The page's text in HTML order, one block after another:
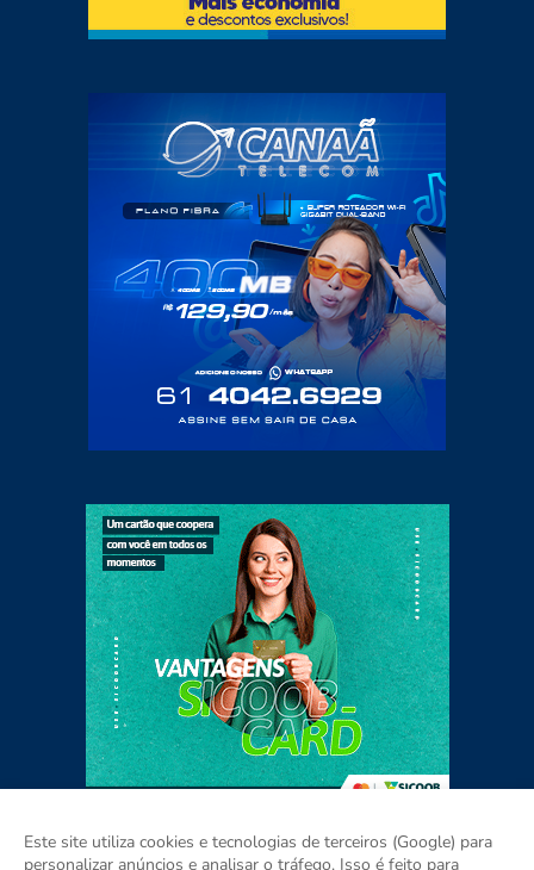
Este site utiliza cookies e tecnologias de terceiros (Google) para
personalizar anúncios e analisar o tráfego. Isso é feito para